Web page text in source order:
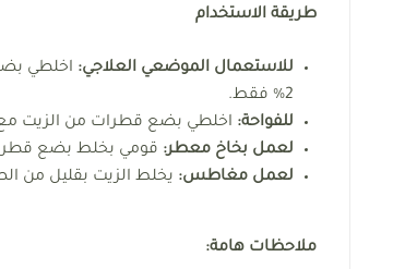
طريقة الاستخدام
للاستعمال الموضعي العلاجي: اخلطي
2% فقط.
للفواحة: اخلطي بضع قطرات من الزيت
لعمل بخاخ معطر: قومي بخلط بضع قطرات
لعمل مغاطس: يخلط الزيت بقليل من
ملاحظات هامة: